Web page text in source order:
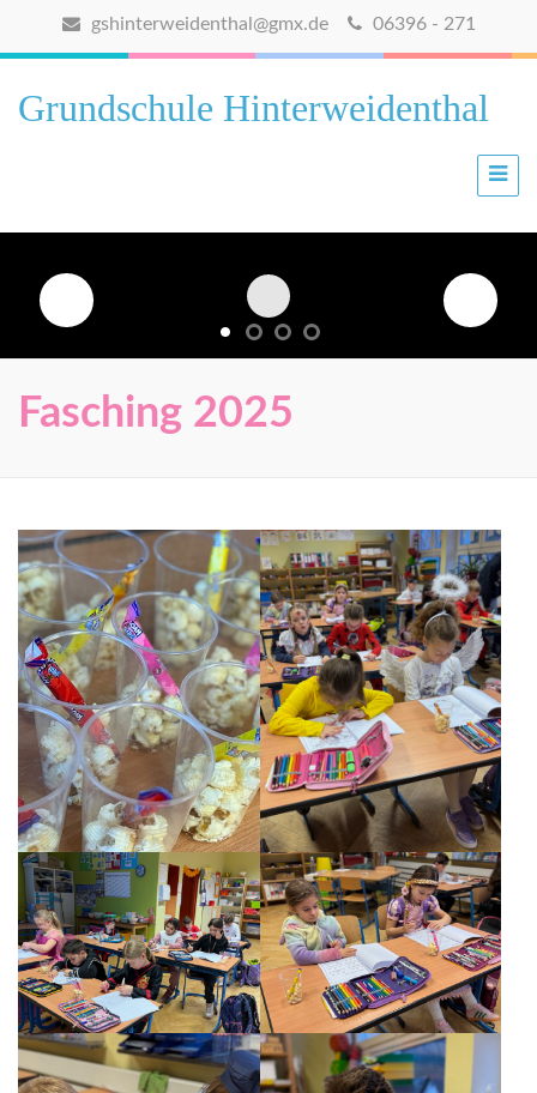
gshinterweidenthal@gmx.de 06396 - 271
Grundschule Hinterweidenthal
Fasching 2025